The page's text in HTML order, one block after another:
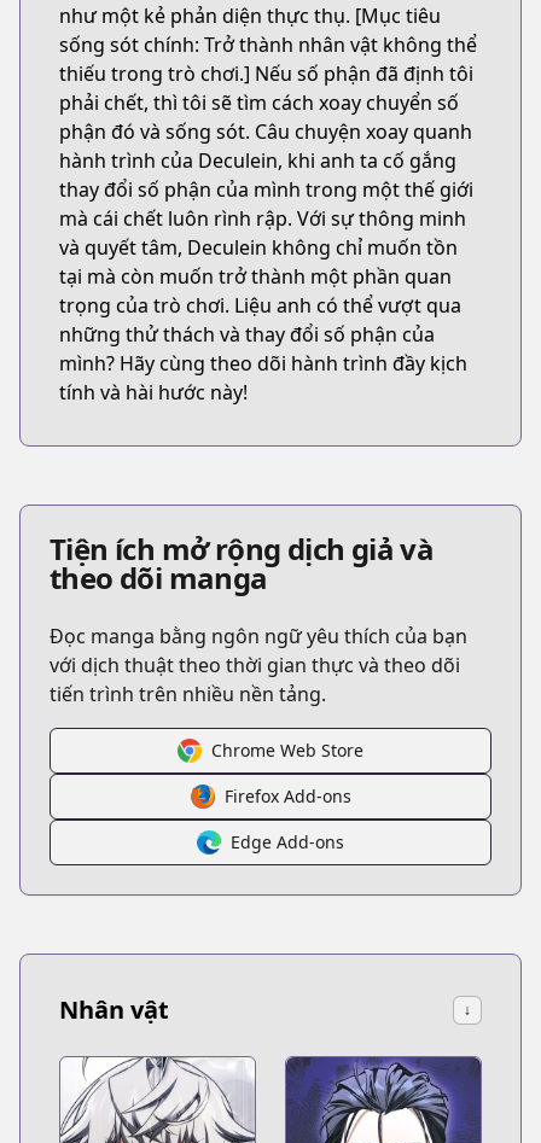
như một kẻ phản diện thực thụ. [Mục tiêu
sống sót chính: Trở thành nhân vật không thể
thiếu trong trò chơi.] Nếu số phận đã định tôi
phải chết, thì tôi sẽ tìm cách xoay chuyển số
phận đó và sống sót. Câu chuyện xoay quanh
hành trình của Deculein, khi anh ta cố gắng
thay đổi số phận của mình trong một thế giới
mà cái chết luôn rình rập. Với sự thông minh
và quyết tâm, Deculein không chỉ muốn tồn
tại mà còn muốn trở thành một phần quan
trọng của trò chơi. Liệu anh có thể vượt qua
những thử thách và thay đổi số phận của
mình? Hãy cùng theo dõi hành trình đầy kịch
tính và hài hước này!
Tiện ích mở rộng dịch giả và
theo dõi manga
Đọc manga bằng ngôn ngữ yêu thích của bạn
với dịch thuật theo thời gian thực và theo dõi
tiến trình trên nhiều nền tảng.
Chrome Web Store
Firefox Add-ons
Edge Add-ons
Nhân vật ↓